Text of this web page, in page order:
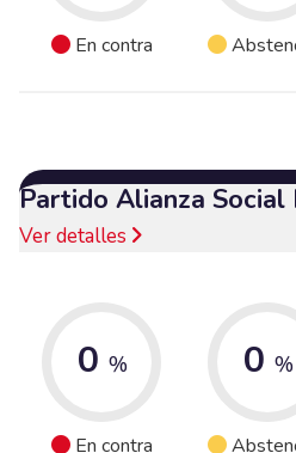
En contra
Partido Alianza Social
Ver detalles
0 %
En contra
0 %